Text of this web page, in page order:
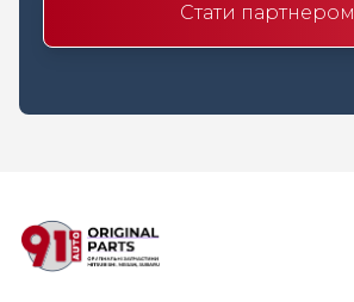
Стати партнером